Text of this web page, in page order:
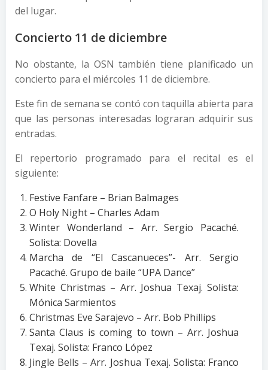
del lugar.
Concierto 11 de diciembre
No obstante, la OSN también tiene planificado un
concierto para el miércoles 11 de diciembre.
Este fin de semana se contó con taquilla abierta para
que las personas interesadas lograran adquirir sus
entradas.
El repertorio programado para el recital es el
siguiente:
Festive Fanfare – Brian Balmages
O Holy Night – Charles Adam
Winter Wonderland – Arr. Sergio Pacaché.
Solista: Dovella
Marcha de “El Cascanueces”- Arr. Sergio
Pacaché. Grupo de baile “UPA Dance”
White Christmas – Arr. Joshua Texaj. Solista:
Mónica Sarmientos
Christmas Eve Sarajevo – Arr. Bob Phillips
Santa Claus is coming to town – Arr. Joshua
Texaj. Solista: Franco López
Jingle Bells – Arr. Joshua Texaj. Solista: Franco